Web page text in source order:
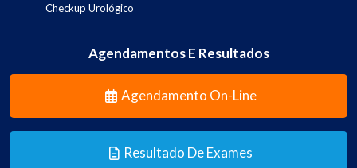
Checkup Urológico
Agendamentos E Resultados
Agendamento On-Line
Resultado De Exames